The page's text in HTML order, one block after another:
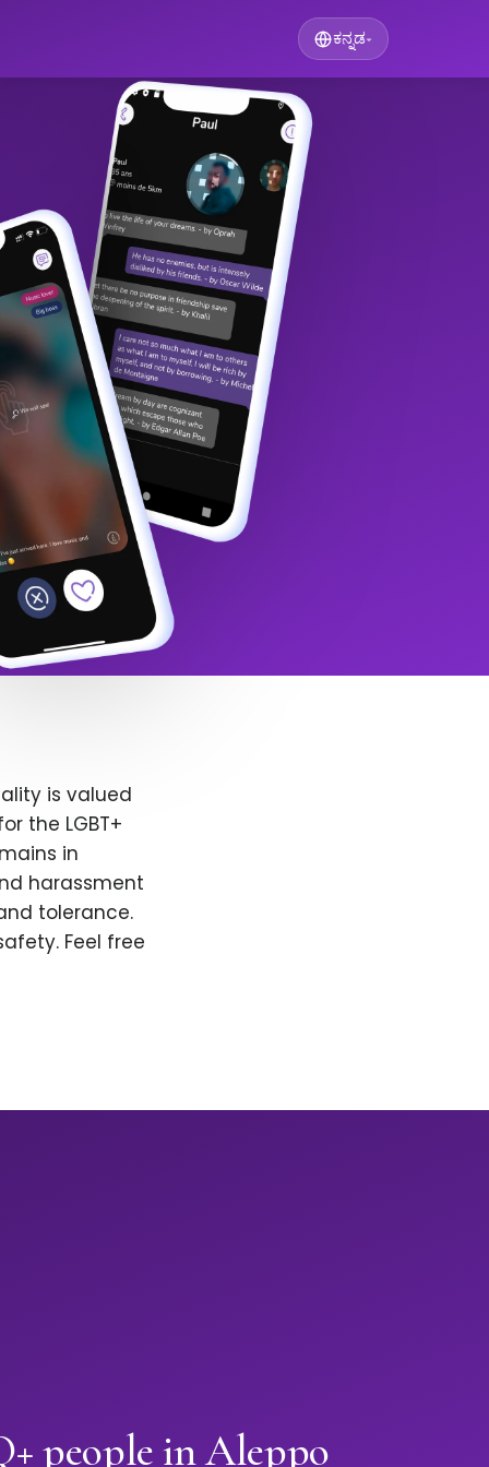
ಕನ್ನಡ▾
is valued
the LGBT+
in
harassment
tolerance.
Feel free
people in Aleppo